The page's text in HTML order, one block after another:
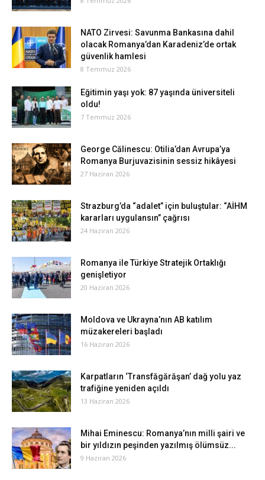
NATO Zirvesi: Savunma Bankasına dahil
olacak Romanya’dan Karadeniz’de ortak
güvenlik hamlesi
8 Temmuz 2026
Eğitimin yaşı yok: 87 yaşında üniversiteli
oldu!
7 Temmuz 2026
George Călinescu: Otilia’dan Avrupa’ya
Romanya Burjuvazisinin sessiz hikâyesi
27 Haziran 2026
Strazburg’da “adalet” için buluştular: “AİHM
kararları uygulansın” çağrısı
24 Haziran 2026
Romanya ile Türkiye Stratejik Ortaklığı
genişletiyor
20 Haziran 2026
Moldova ve Ukrayna’nın AB katılım
müzakereleri başladı
16 Haziran 2026
Karpatların ‘Transfăgărăşan’ dağ yolu yaz
trafiğine yeniden açıldı
13 Haziran 2026
Mihai Eminescu: Romanya’nın milli şairi ve
bir yıldızın peşinden yazılmış ölümsüz...
9 Haziran 2026